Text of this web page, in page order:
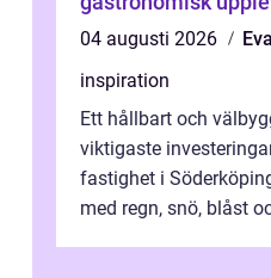
04 augusti 2026
inspiration
Ett hållbart och
viktigaste
fastighet i
med regn, snö, blåst